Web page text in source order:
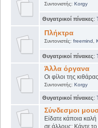
Συντονιστής: Korgy
Θυγατρικοί πίνακες:
Πλήκτρα
Συντονιστές: freemind
Θυγατρικοί πίνακες:
Άλλα όργανα
Οι φίλοι της
Συντονιστής: Korgy
Θυγατρικοί πίνακες:
Σύνδεσμοι
Είδατε κάποια καλή
σε άλλους; Κάντε το